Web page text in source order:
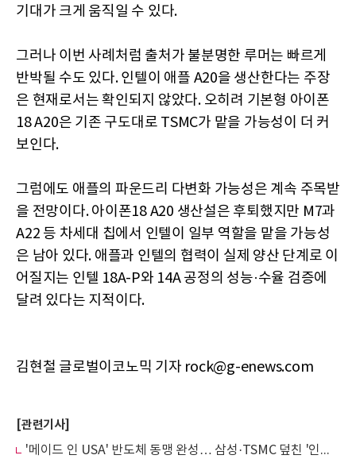
기대가 크게 움직일 수 있다.
그러나 이번 사례처럼 출처가 불분명한 루머는 빠르게
반박될 수도 있다. 인텔이 애플 A20을 생산한다는 주장
은 현재로서는 확인되지 않았다. 오히려 기본형 아이폰
18 A20은 기존 구도대로 TSMC가 맡을 가능성이 더 커
보인다.
그럼에도 애플의 파운드리 다변화 가능성은 계속 주목받
을 전망이다. 아이폰18 A20 생산설은 후퇴했지만 M7과
A22 등 차세대 칩에서 인텔이 일부 역할을 맡을 가능성
은 남아 있다. 애플과 인텔의 협력이 실제 양산 단계로 이
어질지는 인텔 18A-P와 14A 공정의 성능·수율 검증에
달려 있다는 지적이다.
김현철 글로벌이코노믹 기자 rock@g-enews.com
[관련기사]
'메이드 인 USA' 반도체 동맹 완성… 삼성·TSMC 덮친 '인텔 공포'